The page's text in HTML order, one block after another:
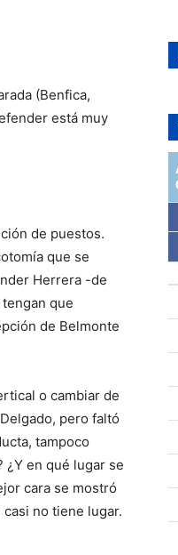
(Benfica,
está muy
de puestos.
que se
Herrera -de
que
de Belmonte
o cambiar de
pero faltó
tampoco
¿Y en qué lugar se
cara se mostró
no tiene lugar.